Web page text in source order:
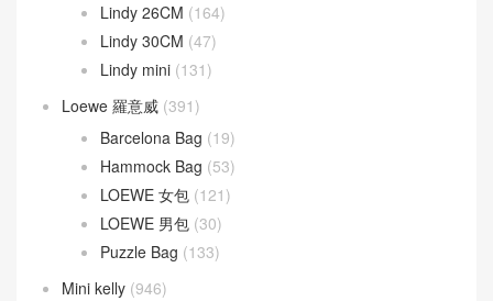
Lindy 26CM (164)
Lindy 30CM (47)
Lindy mini (131)
Loewe 羅意威 (391)
Barcelona Bag (19)
Hammock Bag (53)
LOEWE 女包 (121)
LOEWE 男包 (30)
Puzzle Bag (133)
Mini kelly (946)